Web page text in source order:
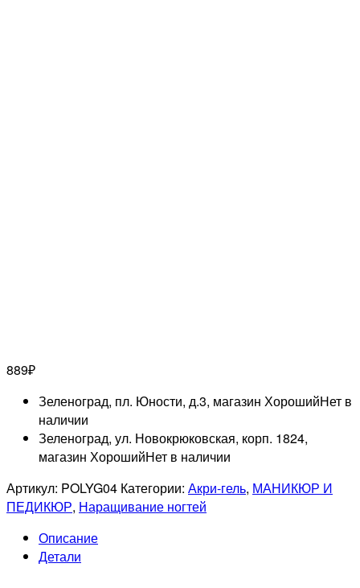
889₽
Зеленоград, пл. Юности, д.3, магазин ХорошийНет в
наличии
Зеленоград, ул. Новокрюковская, корп. 1824,
магазин ХорошийНет в наличии
Артикул: POLYG04 Категории: Акри-гель, МАНИКЮР И
ПЕДИКЮР, Наращивание ногтей
Описание
Детали